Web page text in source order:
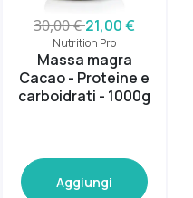
30,00 €21,00 €
Nutrition Pro
Massa magra
Cacao - Proteine e
carboidrati - 1000g
Aggiungi